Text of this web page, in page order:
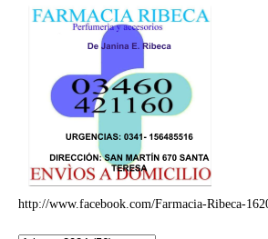
http://www.facebook.com/Farmacia-Ribeca-